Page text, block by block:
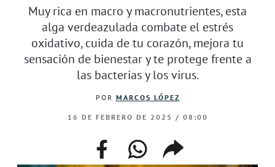
Muy rica en macro y macronutrientes, esta
alga verdeazulada combate el estrés
oxidativo, cuida de tu corazón, mejora tu
sensación de bienestar y te protege frente a
las bacterias y los virus.
POR MARCOS LÓPEZ
16 DE FEBRERO DE 2025 / 08:00
facebookwhatsappcompartir
enlace